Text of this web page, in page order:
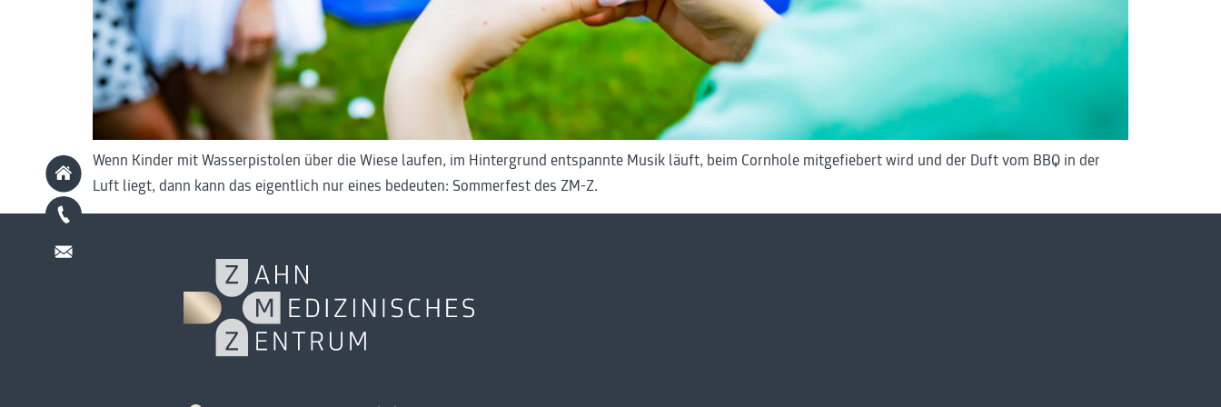
Wenn Kinder mit Wasserpistolen über die Wiese laufen, im Hintergrund entspannte Musik läuft, beim Cornhole mitgefiebert wird und der Duft vom BBQ in der
Luft liegt, dann kann das eigentlich nur eines bedeuten: Sommerfest des ZM-Z.